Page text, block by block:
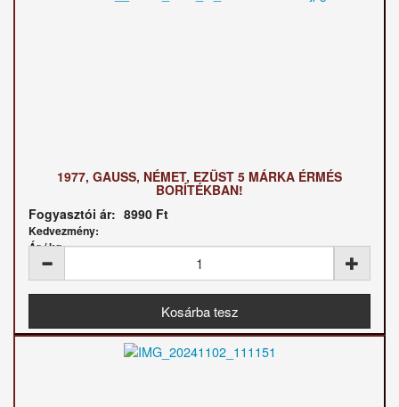
1977, GAUSS, NÉMET, EZÜST 5 MÁRKA ÉRMÉS
BORÍTÉKBAN!
Fogyasztói ár: 8990 Ft
Kedvezmény:
Ár / kg: